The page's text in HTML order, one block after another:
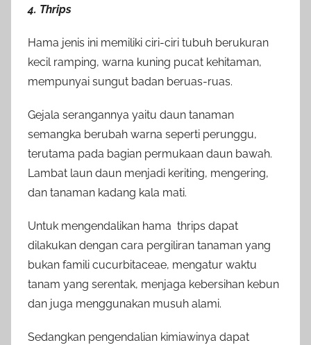
4. Thrips
Hama jenis ini memiliki ciri-ciri tubuh berukuran
kecil ramping, warna kuning pucat kehitaman,
mempunyai sungut badan beruas-ruas.
Gejala serangannya yaitu daun tanaman
semangka berubah warna seperti perunggu,
terutama pada bagian permukaan daun bawah.
Lambat laun daun menjadi keriting, mengering,
dan tanaman kadang kala mati.
Untuk mengendalikan hama thrips dapat
dilakukan dengan cara pergiliran tanaman yang
bukan famili cucurbitaceae, mengatur waktu
tanam yang serentak, menjaga kebersihan kebun
dan juga menggunakan musuh alami.
Sedangkan pengendalian kimiawinya dapat